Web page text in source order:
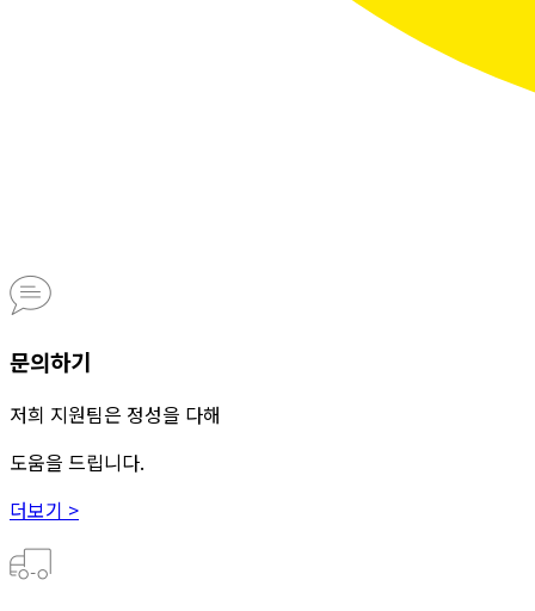
문의하기
저희 지원팀은 정성을 다해
도움을 드립니다.
더보기 >